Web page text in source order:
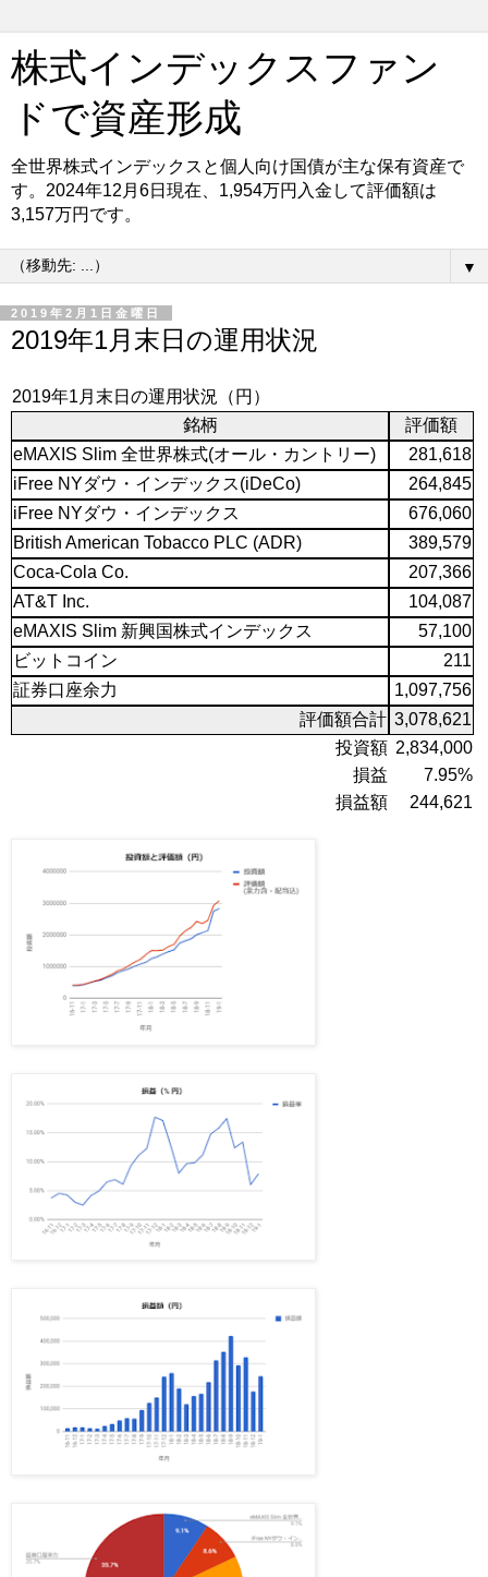
株式インデックスファン
ドで資産形成
全世界株式インデックスと個人向け国債が主な保有資産で
す。2024年12月6日現在、1,954万円入金して評価額は
3,157万円です。
▼
2019年2月1日金曜日
2019年1月末日の運用状況
2019年1月末日の運用状況（円）
銘柄
評価額
eMAXIS Slim 全世界株式(オール・カントリー)
281,618
iFree NYダウ・インデックス(iDeCo)
264,845
iFree NYダウ・インデックス
676,060
British American Tobacco PLC (ADR)
389,579
Coca-Cola Co.
207,366
AT&T Inc.
104,087
eMAXIS Slim 新興国株式インデックス
57,100
ビットコイン
211
証券口座余力
1,097,756
評価額合計 3,078,621
投資額 2,834,000
損益
7.95%
損益額
244,621